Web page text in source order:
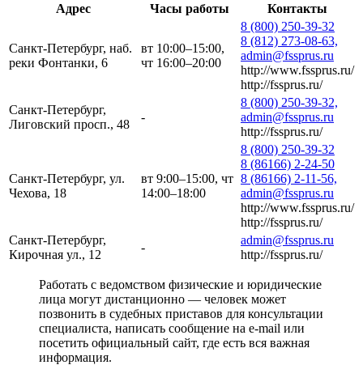
Адрес Часы работы Контакты
Санкт-Петербург, наб.
реки Фонтанки, 6
вт 10:00–15:00,
чт 16:00–20:00
8 (800) 250-39-32
8 (812) 273-08-63,
admin@fssprus.ru
http://www.fssprus.ru/
http://fssprus.ru/
Санкт-Петербург,
Лиговский просп., 48
-
8 (800) 250-39-32,
admin@fssprus.ru
http://fssprus.ru/
Санкт-Петербург, ул.
Чехова, 18
вт 9:00–15:00, чт
14:00–18:00
8 (800) 250-39-32
8 (86166) 2-24-50
8 (86166) 2-11-56,
admin@fssprus.ru
http://www.fssprus.ru/
http://fssprus.ru/
Санкт-Петербург,
Кирочная ул., 12
-
admin@fssprus.ru
http://fssprus.ru/
Работать с ведомством физические и юридические
лица могут дистанционно — человек может
позвонить в судебных приставов для консультации
специалиста, написать сообщение на e-mail или
посетить официальный сайт, где есть вся важная
информация.